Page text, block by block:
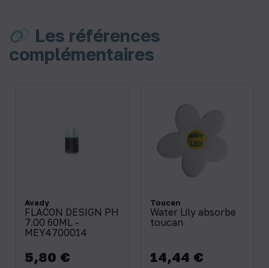
Les références
complémentaires
Avady
FLACON DESIGN PH
7.00 60ML -
MEY4700014
Prix
5,80 €
Toucan
Water Lily absorbe
toucan
Prix
14,44 €